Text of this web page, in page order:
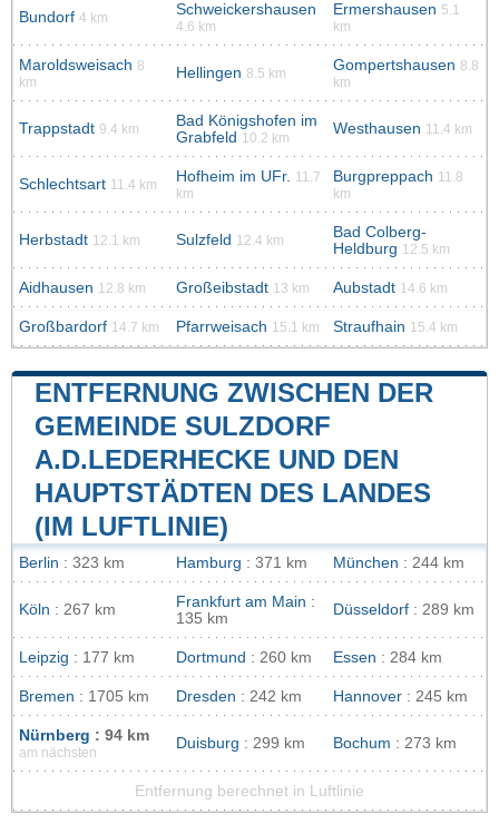
Bundorf 4 km Schweickershausen
4.6 km
Ermershausen 5.1
km
Maroldsweisach 8
km
Hellingen 8.5 km Gompertshausen 8.8
km
Trappstadt 9.4 km
Bad Königshofen im
Grabfeld 10.2 km
Westhausen 11.4 km
Schlechtsart 11.4 km Hofheim im UFr. 11.7
km
Burgpreppach 11.8
km
Herbstadt 12.1 km Sulzfeld 12.4 km
Bad Colberg-
Heldburg 12.5 km
Aidhausen 12.8 km Großeibstadt 13 km Aubstadt 14.6 km
Großbardorf 14.7 km Pfarrweisach 15.1 km Straufhain 15.4 km
ENTFERNUNG ZWISCHEN DER
GEMEINDE SULZDORF
A.D.LEDERHECKE UND DEN
HAUPTSTÄDTEN DES LANDES
(IM LUFTLINIE)
Berlin : 323 km Hamburg : 371 km München : 244 km
Köln : 267 km Frankfurt am Main :
135 km
Düsseldorf : 289 km
Leipzig : 177 km Dortmund : 260 km Essen : 284 km
Bremen : 1705 km Dresden : 242 km Hannover : 245 km
Nürnberg : 94 km
am nächsten
Duisburg : 299 km Bochum : 273 km
Entfernung berechnet in Luftlinie